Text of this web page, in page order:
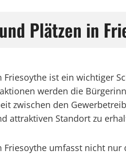
Plätzen in
ist ein wichtiger
werden die
zwischen den
attraktiven Standort zu
umfasst nicht